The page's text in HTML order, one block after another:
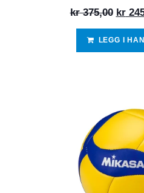
kr375,00 kr
LEGG I